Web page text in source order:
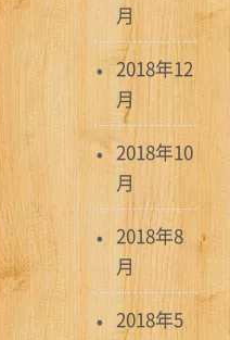
月
2018年12
月
2018年10
月
2018年8
月
2018年5